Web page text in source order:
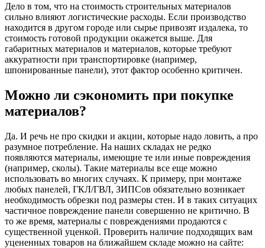
Дело в том, что на стоимость строительных материалов
сильно влияют логистические расходы. Если производство
находится в другом городе или сырье привозят издалека, то
стоимость готовой продукции окажется выше. Для
габаритных материалов и материалов, которые требуют
аккуратности при транспортировке (например,
шпонированные панели), этот фактор особенно критичен.
Можно ли сэкономить при покупке
материалов?
Да. И речь не про скидки и акции, которые надо ловить, а про
разумное потребление. На наших складах не редко
появляются материалы, имеющие те или иные повреждения
(например, сколы). Такие материалы все еще можно
использовать во многих случаях. К примеру, при монтаже
любых панелей, ГКЛ/ГВЛ, ЗИПСов обязательно возникает
необходимость обрезки под размеры стен. И в таких ситуацих
частичное повреждение панели совершенно не критично. В
то же время, материалы с повреждениями продаются с
существенной уценкой. Проверить наличие подходящих вам
уцененных товаров на ближайшем складе можно на сайте: